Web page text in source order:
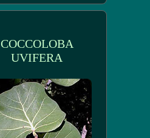
COCCOLOBA
UVIFERA